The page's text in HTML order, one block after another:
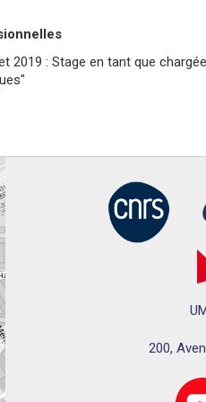
2019 : Stage en tant que
200,